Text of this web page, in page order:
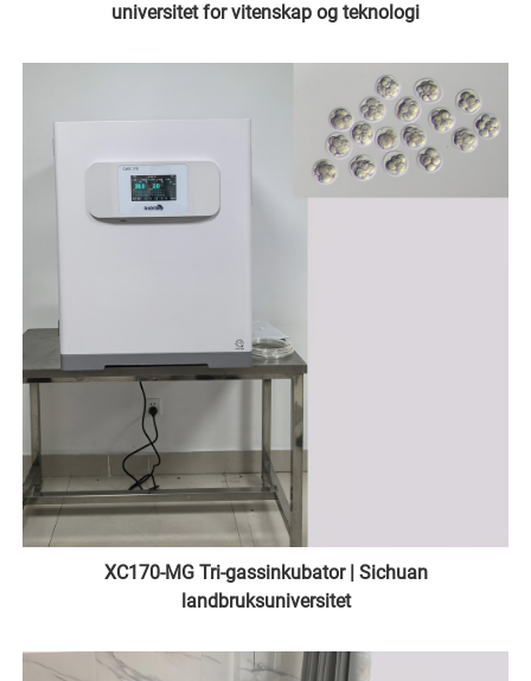
universitet for vitenskap og teknologi
XC170-MG Tri-gassinkubator | Sichuan
landbruksuniversitet